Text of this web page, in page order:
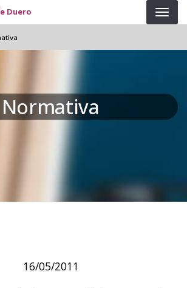
principal
Duero
Normativa
16/05/2011